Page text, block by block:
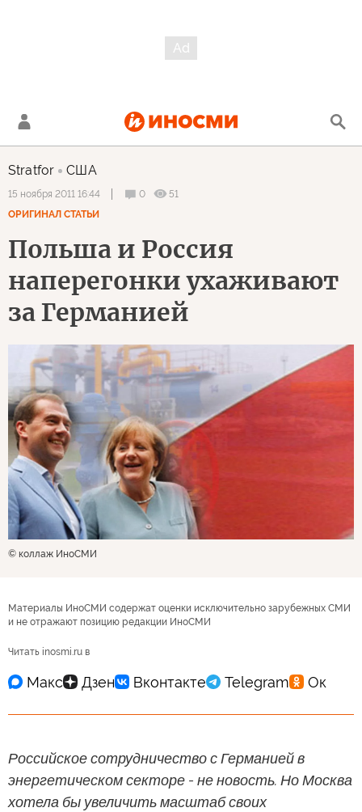
Stratfor США
15 ноября 2011 16:44 0
51
ОРИГИНАЛ СТАТЬИ
Польша и Россия
наперегонки ухаживают
за Германией
© коллаж ИноСМИ
Материалы ИноСМИ содержат оценки исключительно зарубежных СМИ
и не отражают позицию редакции ИноСМИ
Читать inosmi.ru в
Российское сотрудничество с Германией в
энергетическом секторе - не новость. Но Москва
хотела бы увеличить масштаб своих